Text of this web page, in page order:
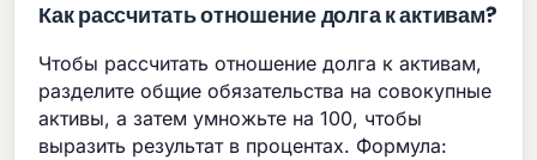
Как рассчитать отношение долга к активам?
Чтобы рассчитать отношение долга к активам,
разделите общие обязательства на совокупные
активы, а затем умножьте на 100, чтобы
выразить результат в процентах. Формула: